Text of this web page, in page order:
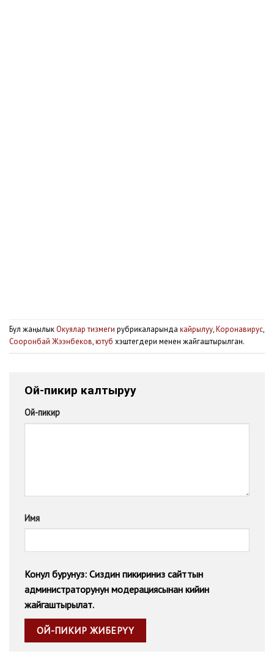
Бул жаңылыкОкуялар тизмеги рубрикаларында кайрылуу,Коронавирус,
Сооронбай Жээнбеков,ютуб хэштегдери менен жайгаштырылган.
Ой-пикир калтыруу
Ой-пикир
Имя
Конул бурунуз: Сиздин пикириниз сайттын
администраторунун модерациясынан кийин
жайгаштырылат.